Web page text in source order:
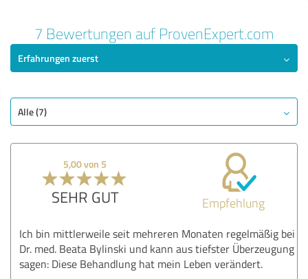
5,00 von 5
Qualität
Untersuchung
Behandlung
7 Bewertungen auf ProvenExpert.com
Erfahrungen zuerst
Alle (7)
5,00 von 5
SEHR GUT Empfehlung
Ich bin mittlerweile seit mehreren Monaten regelmäßig bei
Dr. med. Beata Bylinski und kann aus tiefster Überzeugung
sagen: Diese Behandlung hat mein Leben verändert.